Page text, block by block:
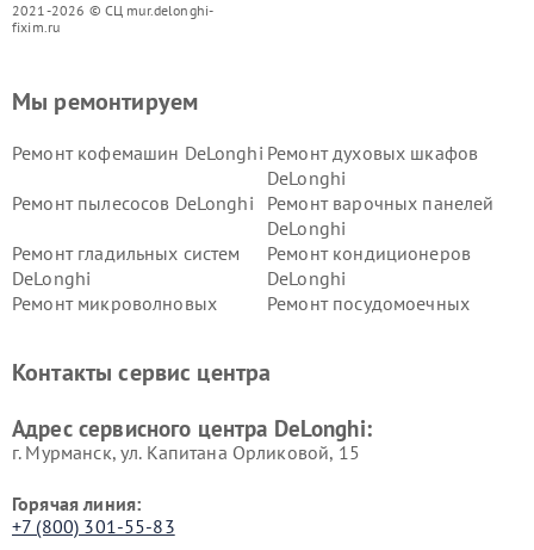
2021-2026 © СЦ mur.delonghi-
fixim.ru
Мы ремонтируем
Ремонт кофемашин DeLonghi Ремонт духовых шкафов
DeLonghi
Ремонт пылесосов DeLonghi
Ремонт варочных панелей
DeLonghi
Ремонт гладильных систем
DeLonghi
Ремонт кондиционеров
DeLonghi
Ремонт микроволновых
Ремонт посудомоечных
DeLonghi
DeLonghi
Контакты сервис центра
Адрес сервисного центра DeLonghi:
г. Мурманск, ул. Капитана Орликовой, 15
Горячая линия:
+7 (800) 301-55-83